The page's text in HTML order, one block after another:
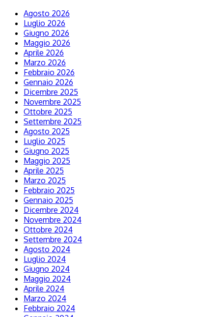
Agosto 2026
Luglio 2026
Giugno 2026
Maggio 2026
Aprile 2026
Marzo 2026
Febbraio 2026
Gennaio 2026
Dicembre 2025
Novembre 2025
Ottobre 2025
Settembre 2025
Agosto 2025
Luglio 2025
Giugno 2025
Maggio 2025
Aprile 2025
Marzo 2025
Febbraio 2025
Gennaio 2025
Dicembre 2024
Novembre 2024
Ottobre 2024
Settembre 2024
Agosto 2024
Luglio 2024
Giugno 2024
Maggio 2024
Aprile 2024
Marzo 2024
Febbraio 2024